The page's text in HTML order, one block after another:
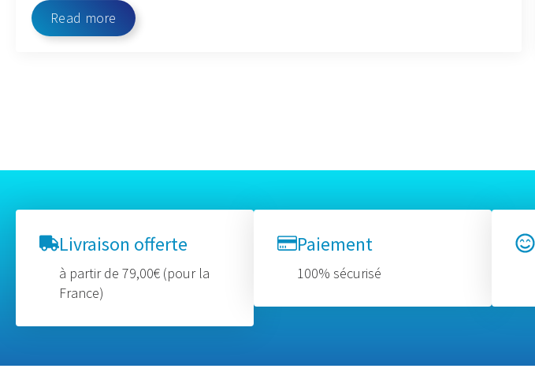
Read more
Livraison offerte
à partir de 79,00€ (pour la
France)
Paiement
100% sécurisé